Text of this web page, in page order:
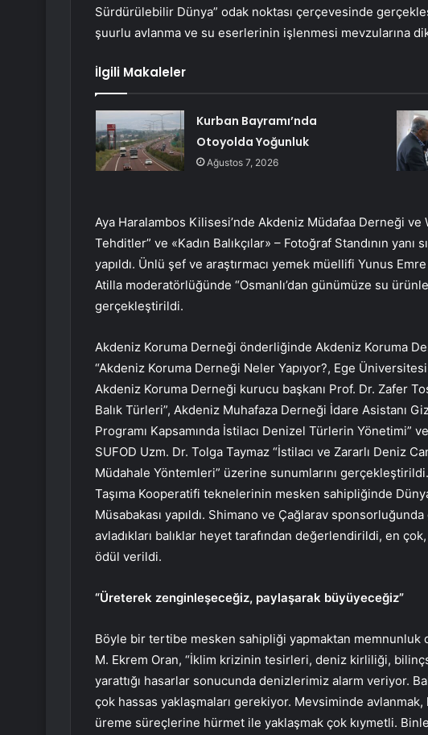
Sürdürülebilir Dünya” odak noktası çerçevesinde
şuurlu avlanma ve su eserlerinin işlenmesi mevzularına
İlgili Makaleler
Kurban Bayramı’nda
Otoyolda Yoğunluk
Ağustos 7, 2026
Aya Haralambos Kilisesi’nde Akdeniz Müdafaa Derneği ve
Tehditler” ve «Kadın Balıkçılar» – Fotoğraf Standının
yapıldı. Ünlü şef ve araştırmacı yemek müellifi Yunus
Atilla moderatörlüğünde “Osmanlı’dan günümüze su
gerçekleştirildi.
Akdeniz Koruma Derneği önderliğinde Akdeniz Koruma
“Akdeniz Koruma Derneği Neler Yapıyor?, Ege
Akdeniz Koruma Derneği kurucu başkanı Prof. Dr. Zafer
Balık Türleri”, Akdeniz Muhafaza Derneği İdare Asistanı
Programı Kapsamında İstilacı Denizel Türlerin Yönetimi”
SUFOD Uzm. Dr. Tolga Taymaz “İstilacı ve Zararlı Deniz
Müdahale Yöntemleri” üzerine sunumlarını
Taşıma Kooperatifi teknelerinin mesken sahipliğinde Dünya
Müsabakası yapıldı. Shimano ve Çağlarav
avladıkları balıklar heyet tarafından değerlendirildi, en
ödül verildi.
“Üreterek zenginleşeceğiz, paylaşarak büyüyeceğiz”
Böyle bir tertibe mesken sahipliği yapmaktan
M. Ekrem Oran, “İklim krizinin tesirleri, deniz kirliliği,
yarattığı hasarlar sonucunda denizlerimiz alarm veriyor.
çok hassas yaklaşmaları gerekiyor. Mevsiminde
üreme süreçlerine hürmet ile yaklaşmak çok kıymetli.